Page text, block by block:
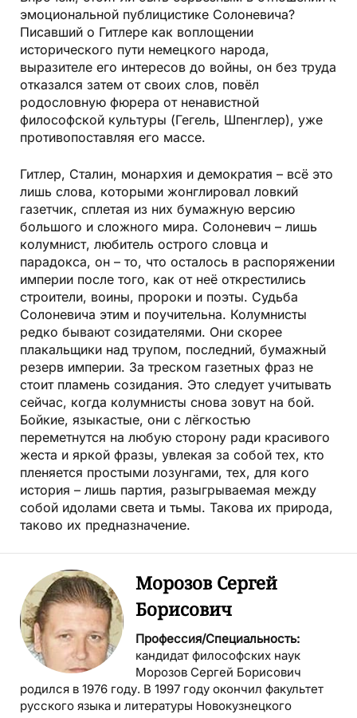
эмоциональной публицистике Солоневича?
Писавший о Гитлере как воплощении
исторического пути немецкого народа,
выразителе его интересов до войны, он без труда
отказался затем от своих слов, повёл
родословную фюрера от ненавистной
философской культуры (Гегель, Шпенглер), уже
противопоставляя его массе.
Гитлер, Сталин, монархия и демократия – всё это
лишь слова, которыми жонглировал ловкий
газетчик, сплетая из них бумажную версию
большого и сложного мира. Солоневич – лишь
колумнист, любитель острого словца и
парадокса, он – то, что осталось в распоряжении
империи после того, как от неё открестились
строители, воины, пророки и поэты. Судьба
Солоневича этим и поучительна. Колумнисты
редко бывают созидателями. Они скорее
плакальщики над трупом, последний, бумажный
резерв империи. За треском газетных фраз не
стоит пламень созидания. Это следует учитывать
сейчас, когда колумнисты снова зовут на бой.
Бойкие, языкастые, они с лёгкостью
переметнутся на любую сторону ради красивого
жеста и яркой фразы, увлекая за собой тех, кто
пленяется простыми лозунгами, тех, для кого
история – лишь партия, разыгрываемая между
собой идолами света и тьмы. Такова их природа,
таково их предназначение.
Морозов Сергей
Борисович
Профессия/Специальность:
кандидат философских наук
Морозов Сергей Борисович
родился в 1976 году. В 1997 году окончил факультет
русского языка и литературы Новокузнецкого